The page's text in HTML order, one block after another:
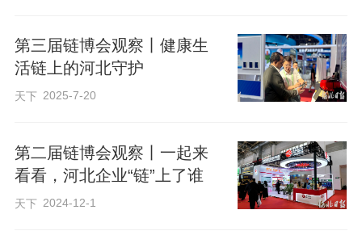
“中国农机太出色了！我们种植咖啡
豆、可可豆时，正需要这样的智能设备来
拿起产品手册仔细研究起来，眼神中满是
合作的期待。
第三届链博会观察丨健康生
活链上的河北守护
天下 2025-7-20
第二届链博会观察丨一起来
看看，河北企业“链”上了谁
天下 2024-12-1